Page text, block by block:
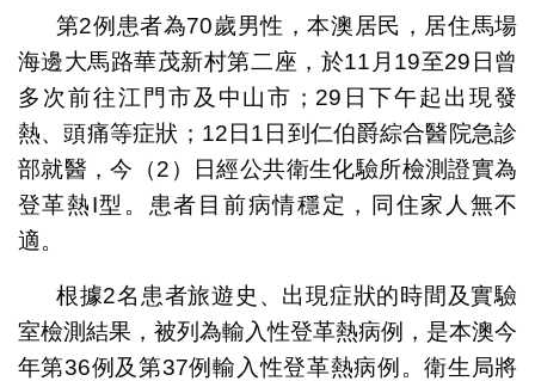
第2例患者為70歲男性，本澳居民，居住馬場
海邊大馬路華茂新村第二座，於11月19至29日曾
多次前往江門市及中山市；29日下午起出現發
熱、頭痛等症狀；12日1日到仁伯爵綜合醫院急診
部就醫，今（2）日經公共衛生化驗所檢測證實為
登革熱I型。患者目前病情穩定，同住家人無不
適。
根據2名患者旅遊史、出現症狀的時間及實驗
室檢測結果，被列為輸入性登革熱病例，是本澳今
年第36例及第37例輸入性登革熱病例。衛生局將